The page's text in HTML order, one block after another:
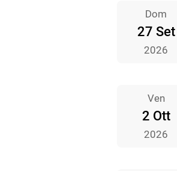
Dom
27 Set
2026
Ven
2 Ott
2026